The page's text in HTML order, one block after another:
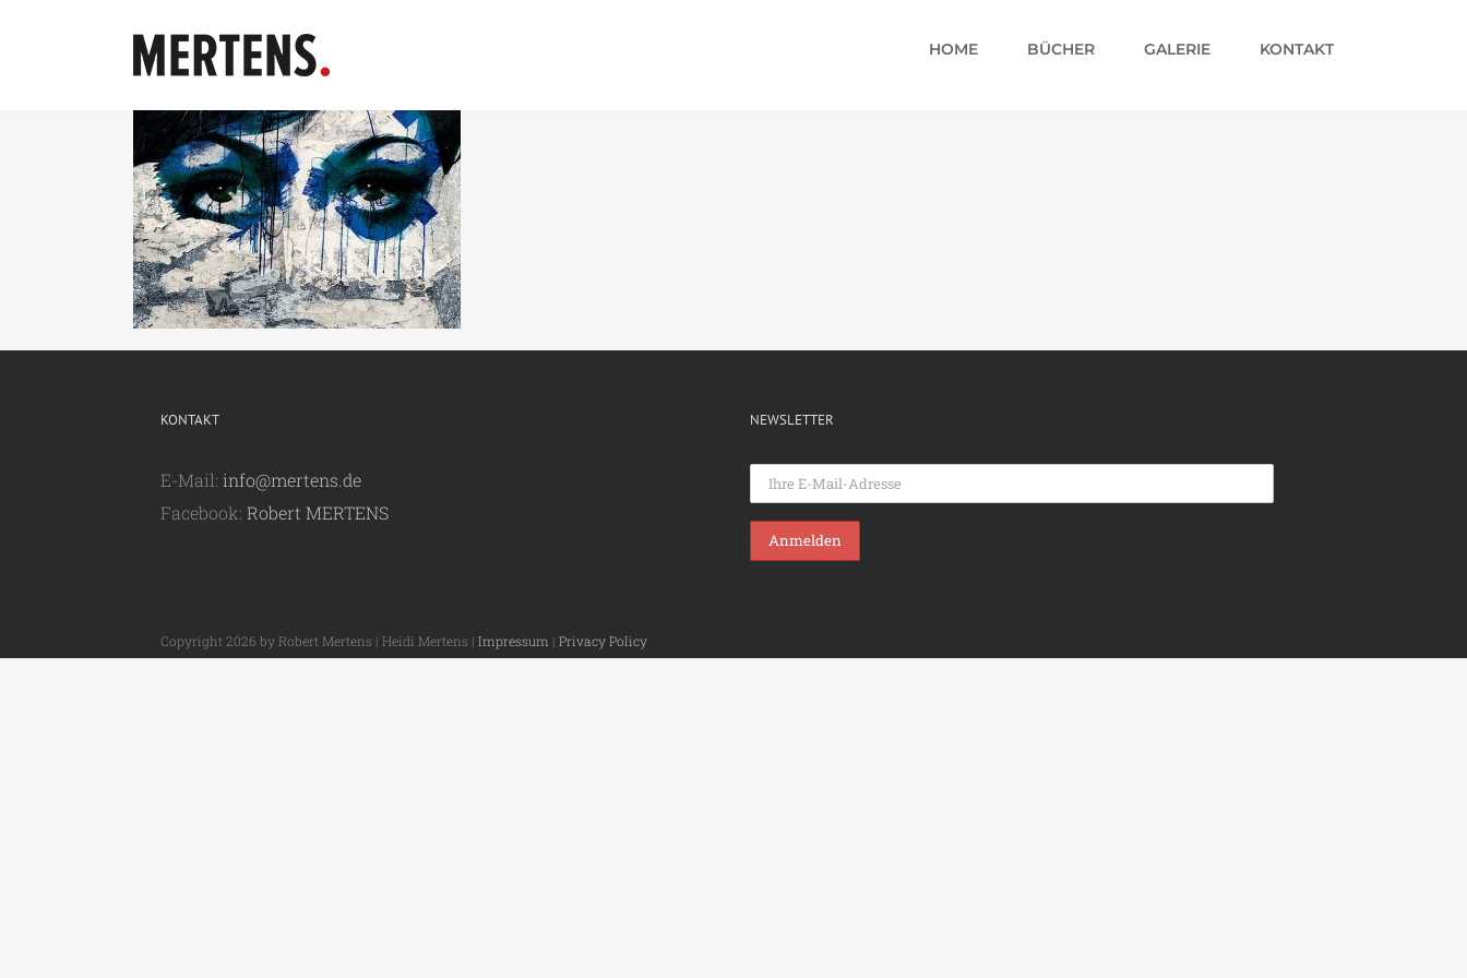
HOME BÜCHER GALERIE KONTAKT
KONTAKT
E-Mail: info@mertens.de
Facebook: Robert MERTENS
NEWSLETTER
Copyright 2026 by Robert Mertens | Heidi Mertens | Impressum | Privacy Policy